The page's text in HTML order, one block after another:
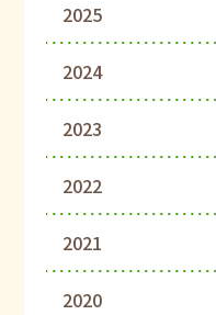
2025
2024
2023
2022
2021
2020